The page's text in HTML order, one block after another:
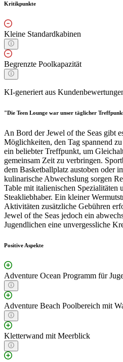
Kritikpunkte
Kleine Standardkabinen
Begrenzte Poolkapazität
KI-generiert aus
"Die Teen Lounge war unser täglicher
An Bord der Jewel of the Seas gibt
Möglichkeiten, den Tag spannend
ein beliebter Treffpunkt, um
gemeinsam Zeit zu verbringen.
dem Basketballplatz austoben oder
kulinarische Abwechslung sorgen
Table mit italienischen Spezialitäten
Steakliebhaber. Ein kleiner
Aktivitäten zusätzliche Gebühren
Jewel of the Seas jedoch ein
Jugendlichen eine unvergessliche
Positive Aspekte
Adventure Ocean Programm für
Adventure Beach Poolbereich mit
Kletterwand mit Meerblick